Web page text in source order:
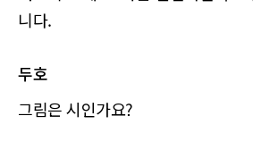
니다.
두호
그림은 시인가요?